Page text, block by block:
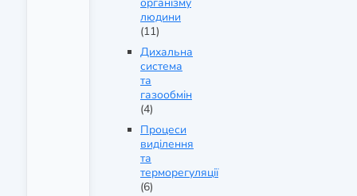
людини
(11)
Дихальна
система
та
газообмін
(4)
Процеси
виділення
та
терморегуляції
(6)